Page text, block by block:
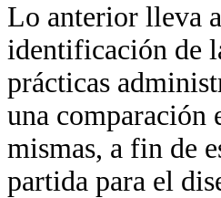
Lo anterior lleva
identificación de
prácticas
una comparación
mismas, a fin de
partida para el